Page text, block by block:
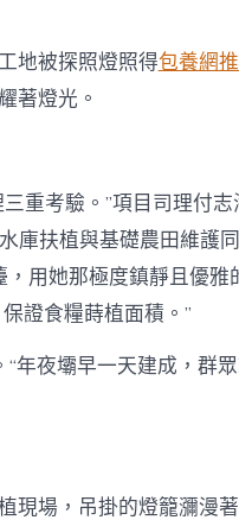
地被探照燈照得包養網
著燈光。
重考驗。”項目司理付志
庫扶植與基礎農田維護
用她那極度鎮靜且優雅
證食糧蒔植面積。”
年夜壩早一天建成，群
現場，吊掛的燈籠瀰漫著